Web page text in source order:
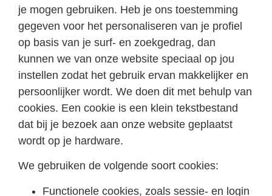
je mogen gebruiken. Heb je ons toestemming
gegeven voor het personaliseren van je profiel
op basis van je surf- en zoekgedrag, dan
kunnen we van onze website speciaal op jou
instellen zodat het gebruik ervan makkelijker en
persoonlijker wordt. We doen dit met behulp van
cookies. Een cookie is een klein tekstbestand
dat bij je bezoek aan onze website geplaatst
wordt op je hardware.
We gebruiken de volgende soort cookies:
Functionele cookies, zoals sessie- en login